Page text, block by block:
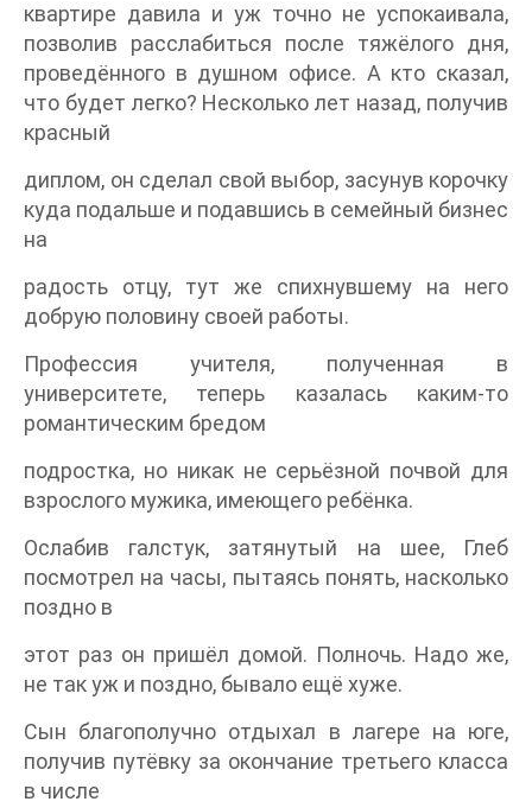
квартире давила и уж точно не успокаивала,
позволив расслабиться после тяжёлого дня,
проведённого в душном офисе. А кто сказал,
что будет легко? Несколько лет назад, получив
красный
диплом, он сделал свой выбор, засунув корочку
куда подальше и подавшись в семейный бизнес
на
радость отцу, тут же спихнувшему на него
добрую половину своей работы.
Профессия учителя, полученная в
университете, теперь казалась каким-то
романтическим бредом
подростка, но никак не серьёзной почвой для
взрослого мужика, имеющего ребёнка.
Ослабив галстук, затянутый на шее, Глеб
посмотрел на часы, пытаясь понять, насколько
поздно в
этот раз он пришёл домой. Полночь. Надо же,
не так уж и поздно, бывало ещё хуже.
Сын благополучно отдыхал в лагере на юге,
получив путёвку за окончание третьего класса
в числе